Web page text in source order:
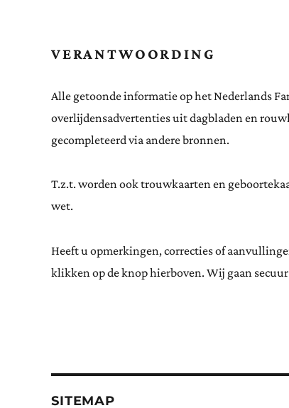
VERANTWOORDING
Alle getoonde informatie op het Nederlands
overlijdensadvertenties uit dagbladen en
gecompleteerd via andere bronnen.
T.z.t. worden ook trouwkaarten en
wet.
Heeft u opmerkingen, correcties of
klikken op de knop hierboven. Wij gaan
SITEMAP